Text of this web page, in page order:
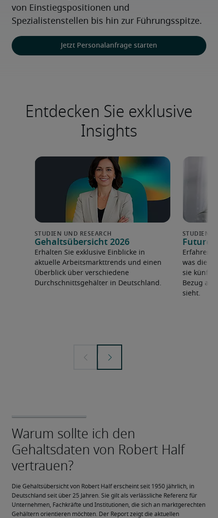
von Einstiegspositionen und
Spezialistenstellen bis hin zur Führungsspitze.
Jetzt Personalanfrage starten
Entdecken Sie exklusive
Insights
Gehaltsübersicht 2026
Erhalten Sie exklusive Einblicke in
aktuelle Arbeitsmarkttrends und einen
Überblick über verschiedene
Durchschnittsgehälter in Deutschland.
Future
Erfahren
was die
sie
Bezug
sieht.
Die Gehaltsübersicht von Robert Half erscheint seit 1950 jährlich, in
Deutschland seit über 25 Jahren. Sie gilt als verlässliche Referenz für
Unternehmen, Fachkräfte und Institutionen, die sich an marktgerechten
Gehältern orientieren möchten. Der Report zeigt die aktuellen